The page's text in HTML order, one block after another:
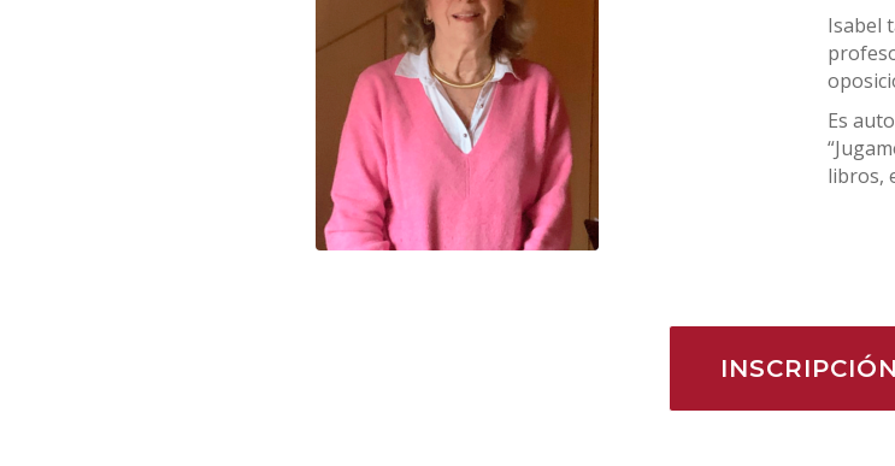
Isabel
Es
libros,
INSCRIPCIÓN